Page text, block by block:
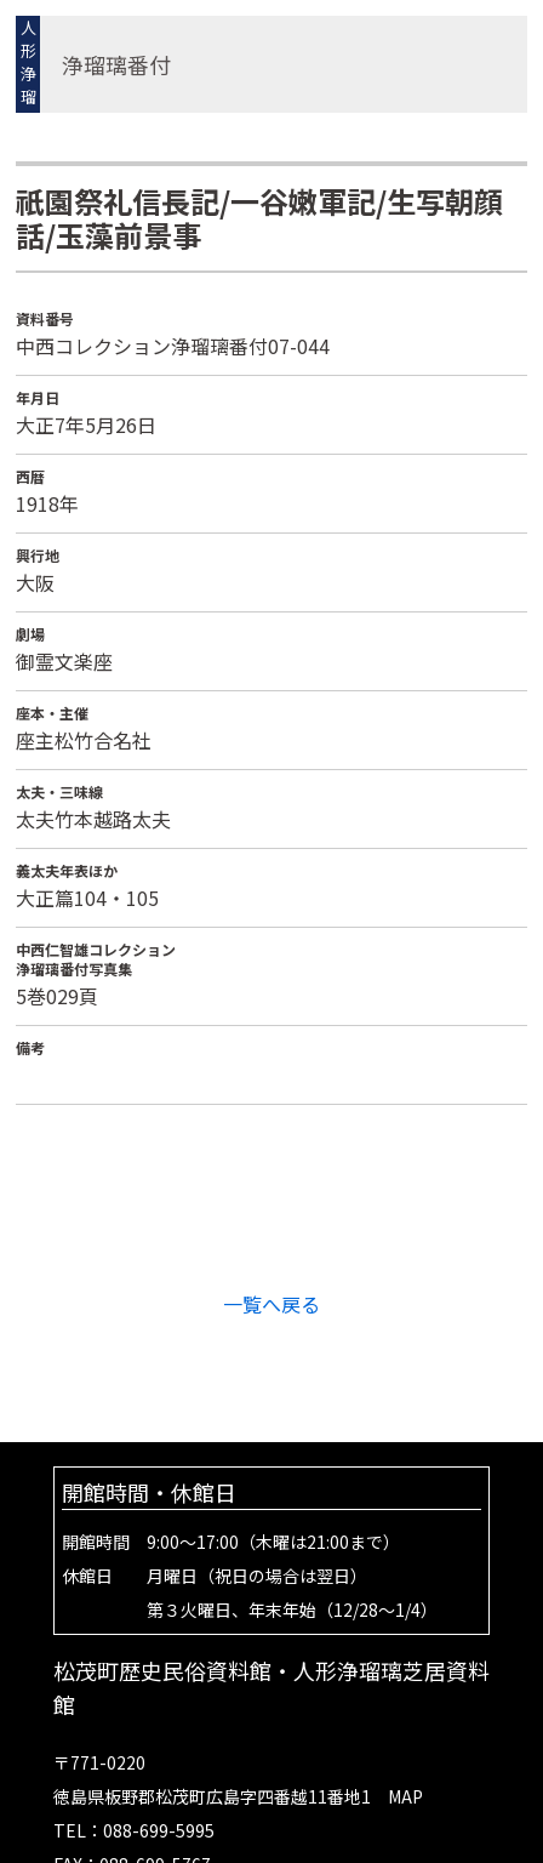
人
形
浄
瑠
璃
浄瑠璃番付
祇園祭礼信長記/一谷嫩軍記/生写朝顔
話/玉藻前景事
資料番号
中西コレクション浄瑠璃番付07-044
年月日
大正7年5月26日
西暦
1918年
興行地
大阪
劇場
御霊文楽座
座本・主催
座主松竹合名社
太夫・三味線
太夫竹本越路太夫
義太夫年表ほか
大正篇104・105
中西仁智雄コレクション
浄瑠璃番付写真集
5巻029頁
備考
一覧へ戻る
開館時間・休館日
開館時間 9:00～17:00（木曜は21:00まで）
休館日 月曜日（祝日の場合は翌日）
第３火曜日、年末年始（12/28～1/4）
松茂町歴史民俗資料館・人形浄瑠璃芝居資料
館
〒771-0220
徳島県板野郡松茂町広島字四番越11番地1 MAP
TEL：088-699-5995